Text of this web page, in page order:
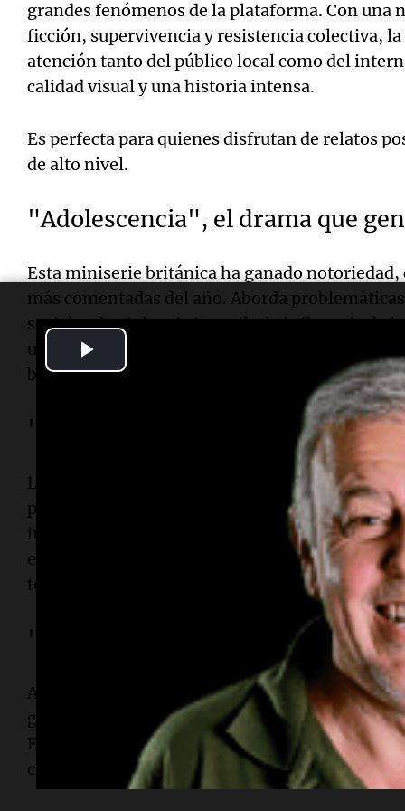
grandes fenómenos de la plataforma. Con una
ficción, supervivencia y resistencia colectiva,
atención tanto del público local como del
calidad visual y una historia intensa.
Es perfecta para quienes disfrutan de relatos
de alto nivel.
"Adolescencia", el drama que
Esta miniserie británica ha ganado notoriedad,
más comentadas del año. Aborda
sociales, la violencia juvenil y la influencia de
utilizando una narrativa intensa y actuaciones
breve permite disfrutarla completamente
"Departamento Q", una de las
Los aficionados al suspenso policial
populares novelas nórdicas, una excelente
investigaciones de un departamento
esclarecer, combinando misterio, drama y
tensión hasta el final.
"El Juego del Calamar", un
A pesar de contar con varias temporadas entre
global, sigue siendo una opción preferida para
Esta producción surcoreana mezcla acción,
competencia extrema donde los participantes